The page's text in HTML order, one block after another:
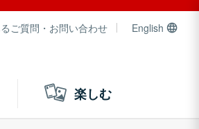
ご質問・お問い合わせ English
楽しむ